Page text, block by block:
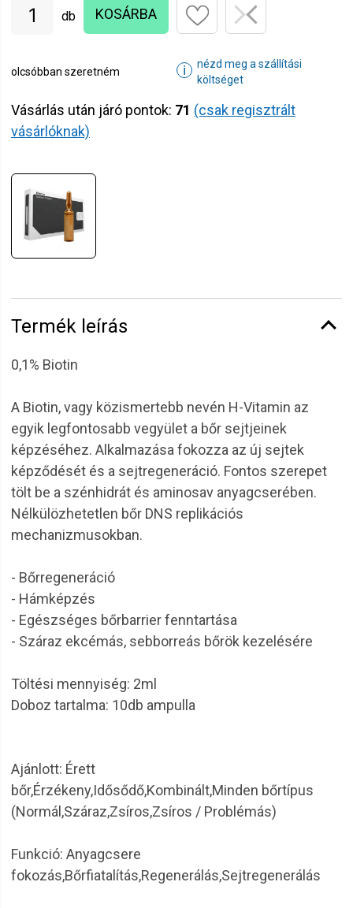
db KOSÁRBA
olcsóbban szeretném ℹ
nézd meg a szállítási
költséget
Vásárlás után járó pontok: 71 (csak regisztrált
vásárlóknak)
Termék leírás
0,1% Biotin
A Biotin, vagy közismertebb nevén H-Vitamin az
egyik legfontosabb vegyület a bőr sejtjeinek
képzéséhez. Alkalmazása fokozza az új sejtek
képződését és a sejtregeneráció. Fontos szerepet
tölt be a szénhidrát és aminosav anyagcserében.
Nélkülözhetetlen bőr DNS replikációs
mechanizmusokban.
- Bőrregeneráció
- Hámképzés
- Egészséges bőrbarrier fenntartása
- Száraz ekcémás, sebborreás bőrök kezelésére
Töltési mennyiség: 2ml
Doboz tartalma: 10db ampulla
Ajánlott: Érett
bőr,Érzékeny,Idősődő,Kombinált,Minden bőrtípus
(Normál,Száraz,Zsíros,Zsíros / Problémás)
Funkció: Anyagcsere
fokozás,Bőrfiatalítás,Regenerálás,Sejtregenerálás